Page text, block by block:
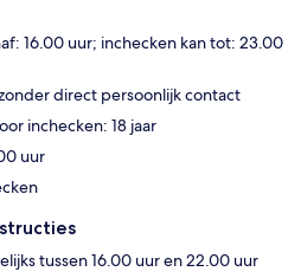
16.00 uur; inchecken kan tot: 23.00
direct persoonlijk contact
inchecken: 18 jaar
uur
tussen 16.00 uur en 22.00 uur